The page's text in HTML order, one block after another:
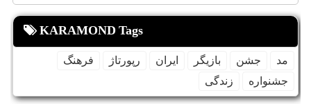
KARAMOND Tags
مد جشن بازیگر ایران رپورتاژ
فرهنگ
جشنواره
زندگی